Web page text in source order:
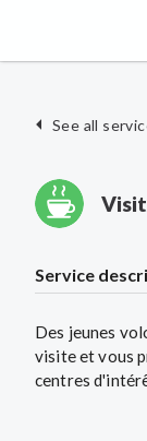
See all
Service
Des jeunes
visite et vous
centres